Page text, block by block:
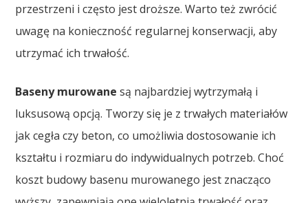
przestrzeni i często jest droższe. Warto też zwrócić
uwagę na konieczność regularnej konserwacji, aby
utrzymać ich trwałość.
Baseny murowane są najbardziej wytrzymałą i
luksusową opcją. Tworzy się je z trwałych materiałów
jak cegła czy beton, co umożliwia dostosowanie ich
kształtu i rozmiaru do indywidualnych potrzeb. Choć
koszt budowy basenu murowanego jest znacząco